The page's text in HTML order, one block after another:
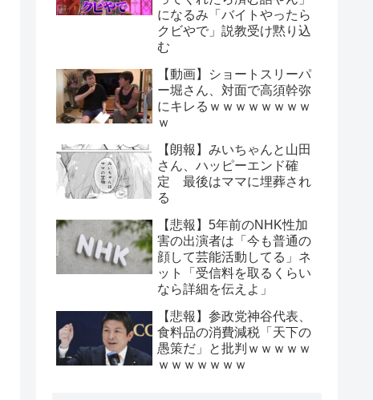
になるみ「バイトやったら
クビやで」説教受け黙り込
む
【動画】ショートスリーパ
ー堀さん、対面で高須幹弥
にキレるｗｗｗｗｗｗｗｗ
ｗ
【朗報】みいちゃんと山田
さん、ハッピーエンド確
定 最後はママに埋葬され
る
【悲報】5年前のNHK性加
害の出演者は「今も普通の
顔して芸能活動してる」ネ
ット「受信料を取るくらい
なら詳細を伝えよ」
【悲報】参政党神谷代表、
食料品の消費減税「天下の
愚策だ」と批判ｗｗｗｗｗ
ｗｗｗｗｗｗｗ